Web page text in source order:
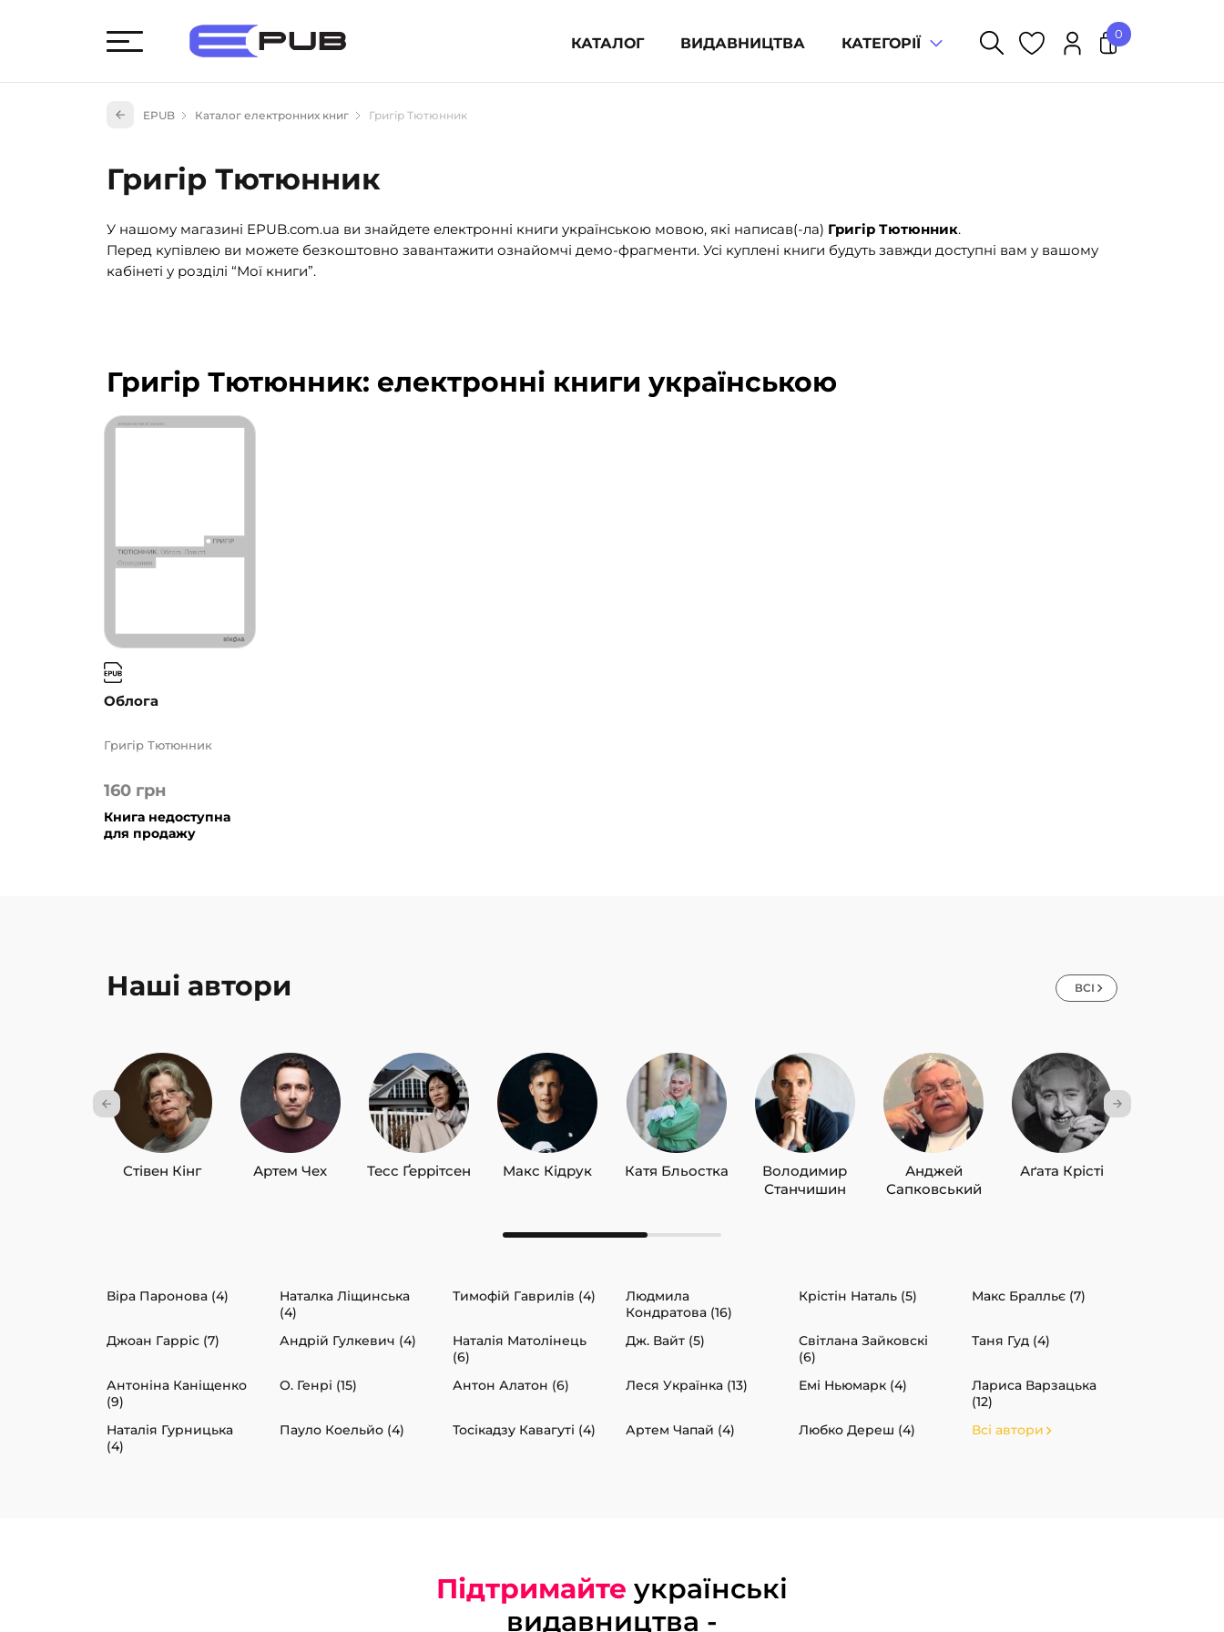
КАТАЛОГ ВИДАВНИЦТВА КАТЕГОРІЇ
Художня література (1854)
Науково-популярна література (1015)
(527)
0
У кошику немає товарів.
EPUB Каталог електронних книг Григір Тютюнник
Григір Тютюнник
У нашому магазині EPUB.com.ua ви знайдете електронні книги українською мовою, які написав(-ла) Григір Тютюнник.
Перед купівлею ви можете безкоштовно завантажити ознайомчі демо-фрагменти. Усі куплені книги будуть завжди доступні вам у вашому
кабінеті у розділі “Мої книги”.
Григір Тютюнник: електронні книги українською
Облога
160 грн
Григір Тютюнник
Книга недоступна
для продажу
Наші автори ВСІ
Стівен Кінг Артем Чех Тесс Ґеррітсен Макс Кідрук Катя Бльостка
Володимир
Станчишин
Анджей
Сапковський
Аґата Крісті
Віра Паронова (4)
Наталка Ліщинська
(4)
Тимофій Гаврилів (4)
Людмила
Кондратова (16)
Крістін Наталь (5) Макс Бралльє (7)
Джоан Гарріс (7) Андрій Гулкевич (4)
Наталія Матолінець
(6)
Дж. Вайт (5)
Світлана Зайковскі
(6)
Таня Гуд (4)
Антоніна Каніщенко
(9)
О. Генрі (15) Антон Алатон (6) Леся Українка (13) Емі Ньюмарк (4)
Лариса Варзацька
(12)
Наталія Гурницька
(4)
Пауло Коельйо (4) Тосікадзу Кавагуті (4) Артем Чапай (4) Любко Дереш (4) Всі автори
Підтримайте українські
видавництва -